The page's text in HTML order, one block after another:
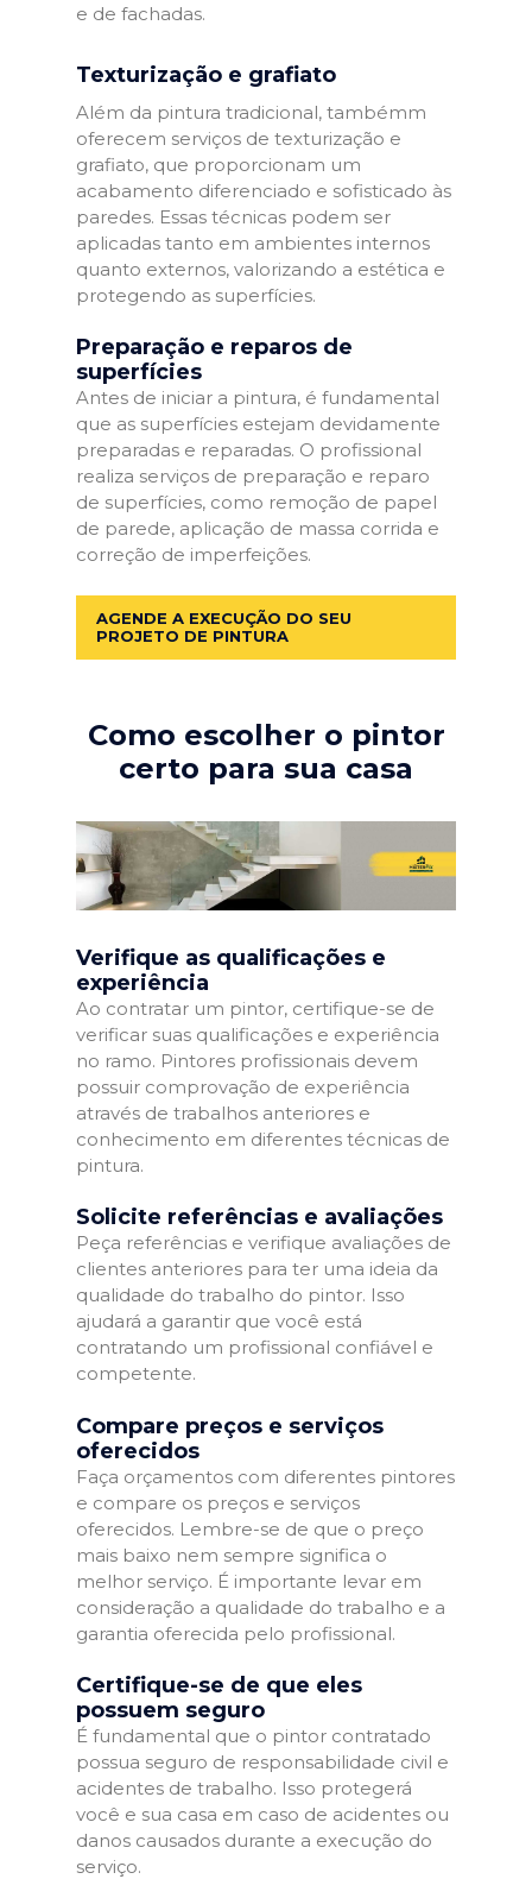
e de fachadas.
Texturização e grafiato
Além da pintura tradicional, tambémm
oferecem serviços de texturização e
grafiato, que proporcionam um
acabamento diferenciado e sofisticado às
paredes. Essas técnicas podem ser
aplicadas tanto em ambientes internos
quanto externos, valorizando a estética e
protegendo as superfícies.
Preparação e reparos de
superfícies
Antes de iniciar a pintura, é fundamental
que as superfícies estejam devidamente
preparadas e reparadas. O profissional
realiza serviços de preparação e reparo
de superfícies, como remoção de papel
de parede, aplicação de massa corrida e
correção de imperfeições.
AGENDE A EXECUÇÃO DO SEU
PROJETO DE PINTURA
Como escolher o pintor
certo para sua casa
Verifique as qualificações e
experiência
Ao contratar um pintor, certifique-se de
verificar suas qualificações e experiência
no ramo. Pintores profissionais devem
possuir comprovação de experiência
através de trabalhos anteriores e
conhecimento em diferentes técnicas de
pintura.
Solicite referências e avaliações
Peça referências e verifique avaliações de
clientes anteriores para ter uma ideia da
qualidade do trabalho do pintor. Isso
ajudará a garantir que você está
contratando um profissional confiável e
competente.
Compare preços e serviços
oferecidos
Faça orçamentos com diferentes pintores
e compare os preços e serviços
oferecidos. Lembre-se de que o preço
mais baixo nem sempre significa o
melhor serviço. É importante levar em
consideração a qualidade do trabalho e a
garantia oferecida pelo profissional.
Certifique-se de que eles
possuem seguro
É fundamental que o pintor contratado
possua seguro de responsabilidade civil e
acidentes de trabalho. Isso protegerá
você e sua casa em caso de acidentes ou
danos causados durante a execução do
serviço.